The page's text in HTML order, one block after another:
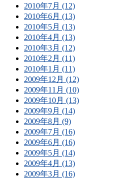
2010年7月 (12)
2010年6月 (13)
2010年5月 (13)
2010年4月 (13)
2010年3月 (12)
2010年2月 (11)
2010年1月 (11)
2009年12月 (12)
2009年11月 (10)
2009年10月 (13)
2009年9月 (14)
2009年8月 (9)
2009年7月 (16)
2009年6月 (16)
2009年5月 (14)
2009年4月 (13)
2009年3月 (16)